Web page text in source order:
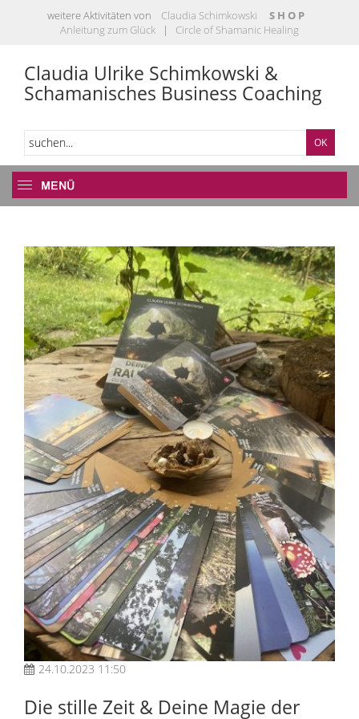
weitere Aktivitäten von Claudia Schimkowski
S H O P
Anleitung zum Glück | Circle of Shamanic Healing
Claudia Ulrike Schimkowski &
Schamanisches Business Coaching
24.10.2023 11:50
Die stille Zeit & Deine Magie der